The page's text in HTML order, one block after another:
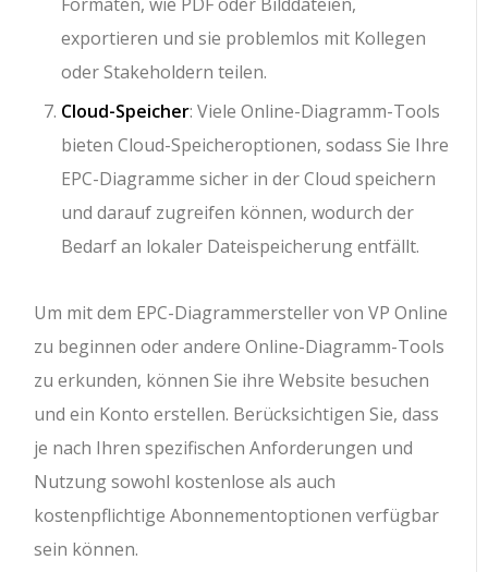
Formaten, wie PDF oder Bilddateien,
exportieren und sie problemlos mit Kollegen
oder Stakeholdern teilen.
Cloud-Speicher: Viele Online-Diagramm-Tools
bieten Cloud-Speicheroptionen, sodass Sie Ihre
EPC-Diagramme sicher in der Cloud speichern
und darauf zugreifen können, wodurch der
Bedarf an lokaler Dateispeicherung entfällt.
Um mit dem EPC-Diagrammersteller von VP Online
zu beginnen oder andere Online-Diagramm-Tools
zu erkunden, können Sie ihre Website besuchen
und ein Konto erstellen. Berücksichtigen Sie, dass
je nach Ihren spezifischen Anforderungen und
Nutzung sowohl kostenlose als auch
kostenpflichtige Abonnementoptionen verfügbar
sein können.